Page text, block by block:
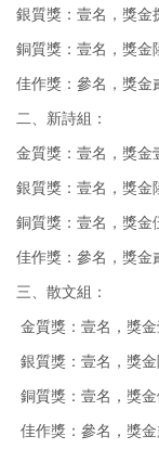
銀質獎：壹名，獎金
銅質獎：壹名，獎金
佳作獎：參名，獎金
二、新詩組：
金質獎：壹名，獎金
銀質獎：壹名，獎金
銅質獎：壹名，獎金
佳作獎：參名，獎金
三、散文組：
金質獎：壹名，獎
銀質獎：壹名，獎
銅質獎：壹名，獎
佳作獎：參名，獎